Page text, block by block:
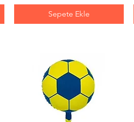
Sepete Ekle